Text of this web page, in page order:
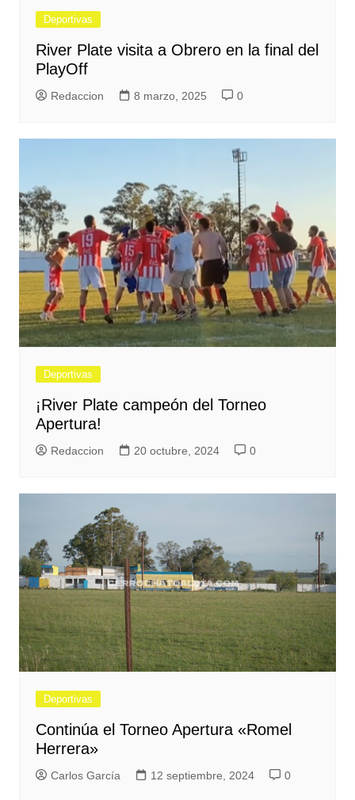
Deportivas
River Plate visita a Obrero en la final del
PlayOff
Redaccion 8 marzo, 2025 0
Deportivas
¡River Plate campeón del Torneo
Apertura!
Redaccion 20 octubre, 2024 0
Deportivas
Continúa el Torneo Apertura «Romel
Herrera»
Carlos García 12 septiembre, 2024 0